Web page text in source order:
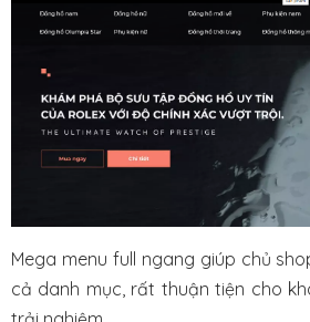
Mega menu full ngang giúp chủ
cả danh mục, rất thuận tiện cho